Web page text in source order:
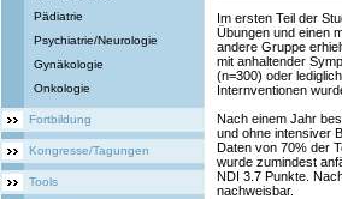
Pädiatrie
Psychiatrie/Neurologie
Gynäkologie
Onkologie
Fortbildung
Kongresse/Tagungen
Tools
Im ersten Teil der
Übungen und einen
andere Gruppe
mit anhaltender
(n=300) oder
Internventionen
Nach einem Jahr
und ohne intensiver
Daten von 70% der
wurde zumindest
NDI 3.7 Punkte.
nachweisbar.